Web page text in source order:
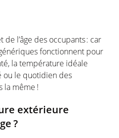
de l’âge des occupants : car
fonctionnent pour
latempérature idéale
ou le quotidien des
la même !
extérieure
?